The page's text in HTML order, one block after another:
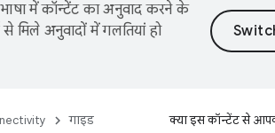
में कॉन्टेंट का अनुवाद करने के
मिले अनुवादों में गलतियां हो
गाइड क्या इस कॉन्टेंट से